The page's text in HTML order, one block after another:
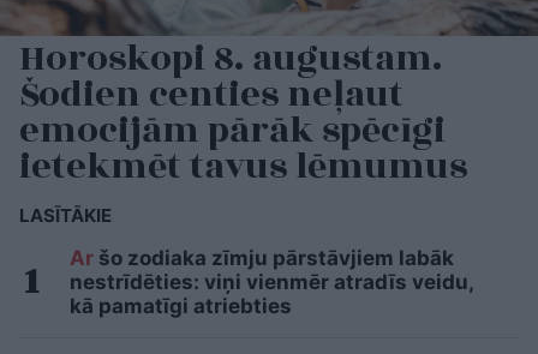
Horoskopi 8. augustam.
Šodien centies neļaut
emocijām pārāk spēcīgi
ietekmēt tavus lēmumus
LASĪTĀKIE
Ar šo zodiaka zīmju pārstāvjiem labāk
nestrīdēties: viņi vienmēr atradīs veidu,
kā pamatīgi atriebties